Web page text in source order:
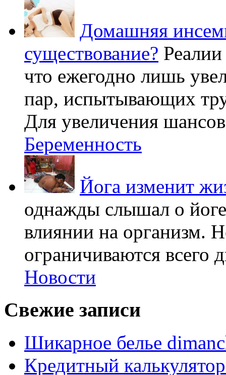
Домашняя
существование?
что ежегодно лишь
пар, испытывающих
Для увеличения
Беременность
Йога изменит
однажды слышал о
влиянии на организм.
ограничиваются всего
Новости
Свежие записи
Шикарное белье
Кредитный